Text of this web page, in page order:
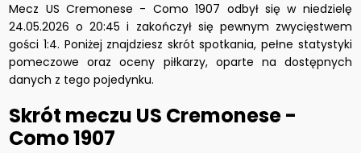
Mecz US Cremonese - Como 1907 odbył się w niedzielę
24.05.2026 o 20:45 i zakończył się pewnym zwycięstwem
gości 1:4. Poniżej znajdziesz skrót spotkania, pełne statystyki
pomeczowe oraz oceny piłkarzy, oparte na dostępnych
danych z tego pojedynku.
Skrót meczu US Cremonese -
Como 1907